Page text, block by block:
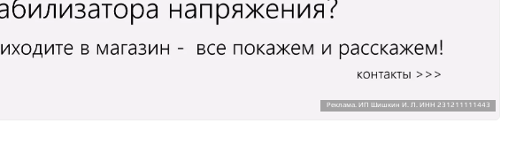
Реклама. ИП Шишкин И. Л. ИНН 231211111443